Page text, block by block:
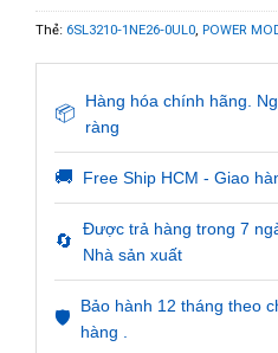
Thẻ: 6SL3210-1NE26-0UL0, POWER
📦
Hàng hóa chính hãng.
ràng
🚚 Free Ship HCM - Giao
🔄
Được trả hàng trong 7
Nhà sản xuất
🛡️
Bảo hành 12 tháng theo
hàng .